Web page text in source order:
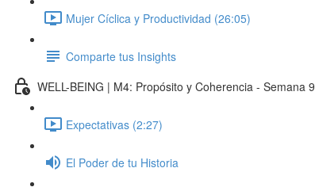
Mujer Cíclica y Productividad (26:05)
Comparte tus Insights
WELL-BEING | M4: Propósito y Coherencia - Semana 9
Expectativas (2:27)
El Poder de tu Historia